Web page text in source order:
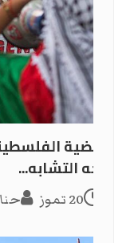
القضية
أوجه التشابه...
20 تموز